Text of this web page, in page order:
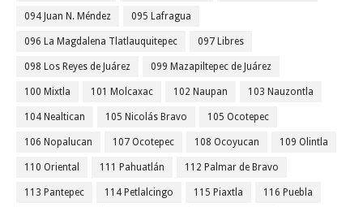
094 Juan N. Méndez 095 Lafragua
096 La Magdalena Tlatlauquitepec 097 Libres
098 Los Reyes de Juárez 099 Mazapiltepec de Juárez
100 Mixtla 101 Molcaxac 102 Naupan 103 Nauzontla
104 Nealtican 105 Nicolás Bravo 105 Ocotepec
106 Nopalucan 107 Ocotepec 108 Ocoyucan 109 Olintla
110 Oriental 111 Pahuatlán 112 Palmar de Bravo
113 Pantepec 114 Petlalcingo 115 Piaxtla 116 Puebla